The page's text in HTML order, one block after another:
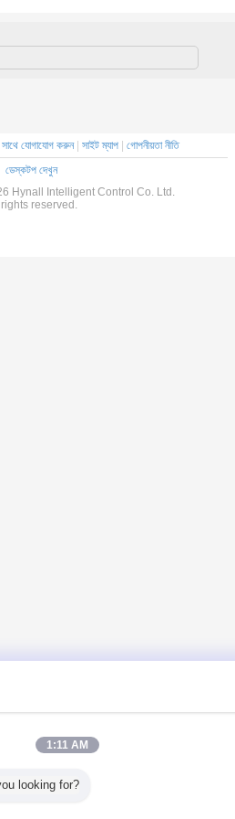
যোগাযোগ করুন| সাইট ম্যাপ| গোপনীয়তা নীতি
ডেস্কটপ দেখুন
Hynall Intelligent Control Co. Ltd.
reserved.
1:11 AM
looking for?